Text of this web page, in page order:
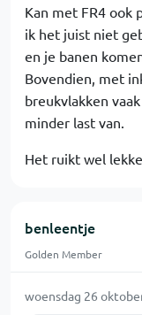
Kan met FR4 ook
ik het juist niet
en je banen
Bovendien, met
breukvlakken
minder last van.
Het ruikt wel
benleentje
Golden Member
woensdag 26